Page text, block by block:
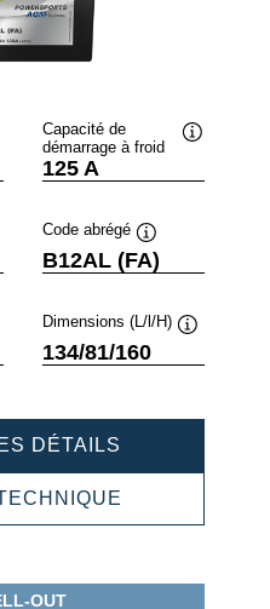
Capacité de
démarrage à froid
125 A
Code abrégé
Infobulle
B12AL (FA)
Dimensions (L/l/H)
134/81/160
DÉTAILS
ACTIVE
512909013
OUT